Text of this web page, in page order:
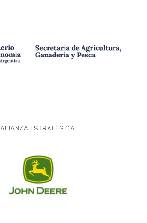
ALIANZA ESTRATÉGICA: